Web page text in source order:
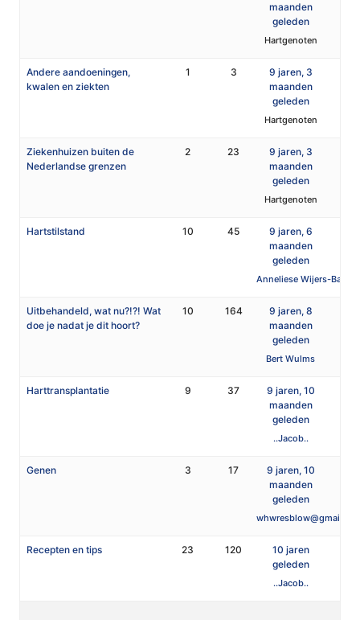
maanden
geleden
Hartgenoten
Andere aandoeningen,
kwalen en ziekten
1 3
9 jaren, 3
maanden
geleden
Hartgenoten
Ziekenhuizen buiten de
Nederlandse grenzen
2 23
9 jaren, 3
maanden
geleden
Hartgenoten
Hartstilstand 10 45
9 jaren, 6
maanden
geleden
Anneliese Wijers-Barten
Uitbehandeld, wat nu?!?! Wat
doe je nadat je dit hoort?
10 164
9 jaren, 8
maanden
geleden
Bert Wulms
Harttransplantatie 9 37
9 jaren, 10
maanden
geleden
..Jacob..
Genen 3 17
9 jaren, 10
maanden
geleden
Recepten en tips 23 120
10 jaren
geleden
..Jacob..